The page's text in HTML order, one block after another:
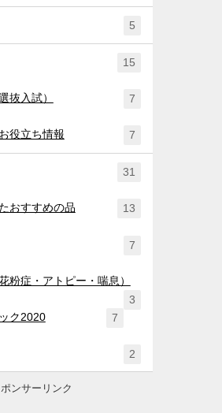
5
15
抜入試） 7
役立ち情報 7
31
おすすめの品 13
7
粉症・アトピー・喘息）
3
ク2020
7
2
ンサーリンク